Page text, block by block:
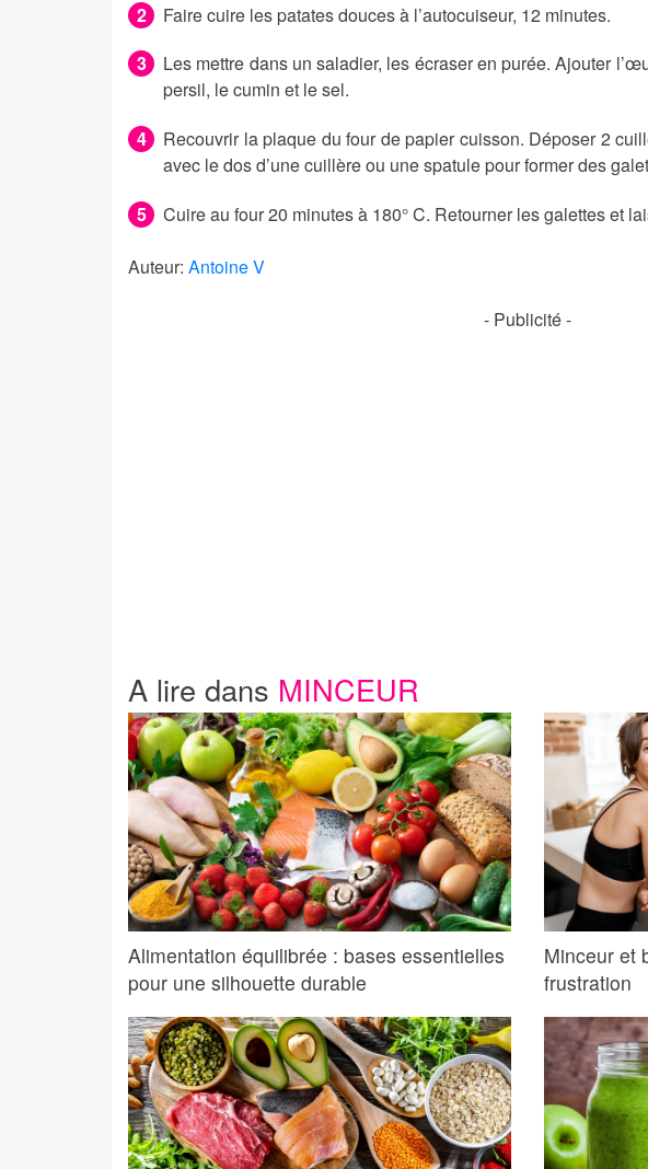
Faire cuire les patates douces à l’autocuiseur, 12 minutes.
Les mettre dans un saladier, les écraser en purée. Ajouter
persil, le cumin et le sel.
Recouvrir la plaque du four de papier cuisson. Déposer 2
avec le dos d’une cuillère ou une spatule pour former des
Cuire au four 20 minutes à 180° C. Retourner les galettes et
Auteur: Antoine V
- Publicité -
A lire dans MINCEUR
Alimentation équilibrée : bases essentielles
pour une silhouette durable
Minceur et
frustration